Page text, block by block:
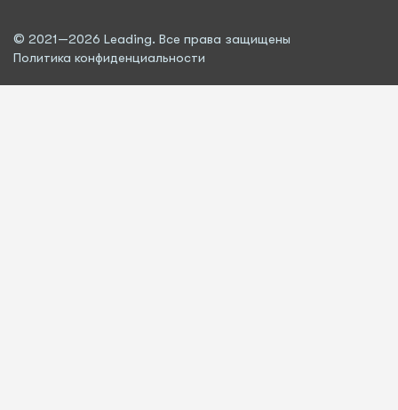
© 2021—2026 Leading. Все права защищены
Политика конфиденциальности